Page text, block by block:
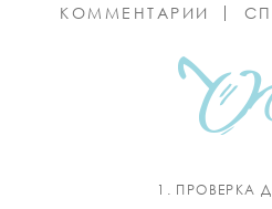
КОММЕНТАРИИ
1. ПРОВЕРКА